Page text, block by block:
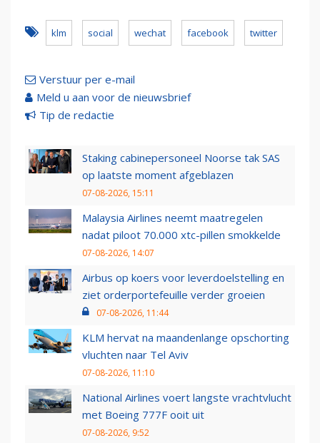
klm social wechat facebook twitter
Verstuur per e-mail
Meld u aan voor de nieuwsbrief
Tip de redactie
Staking cabinepersoneel Noorse tak SAS
op laatste moment afgeblazen
07-08-2026, 15:11
Malaysia Airlines neemt maatregelen
nadat piloot 70.000 xtc-pillen smokkelde
07-08-2026, 14:07
Airbus op koers voor leverdoelstelling en
ziet orderportefeuille verder groeien
07-08-2026, 11:44
KLM hervat na maandenlange opschorting
vluchten naar Tel Aviv
07-08-2026, 11:10
National Airlines voert langste vrachtvlucht
met Boeing 777F ooit uit
07-08-2026, 9:52